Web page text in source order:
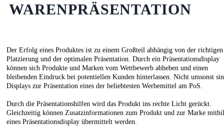
WARENPRÄSENTATION
Der Erfolg eines Produktes ist zu einem Großteil abhängig von der richtigen
Platzierung und der optimalen Präsentation. Durch ein Präsentationsdisplay
können sich Produkte und Marken vom Wettbewerb abheben und einen
bleibenden Eindruck bei potentiellen Kunden hinterlassen. Nicht umsonst
Displays zur Präsentation eines der beliebtesten Werbemittel am PoS.
Durch die Präsentationshilfen wird das Produkt ins rechte Licht gerückt.
Gleichzeitig können Zusatzinformationen zum Produkt und zur Marke
eines Präsentationsdisplay übermittelt werden.